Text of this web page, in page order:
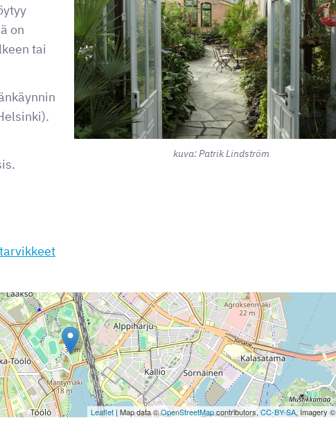
on
tai
kuva: Patrik Lindström
Leaflet | Map data ©OpenStreetMapcontributors,CC-BY-SA, Imagery ©